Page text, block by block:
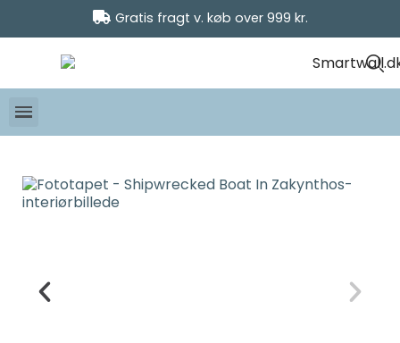
Gratis fragt v. køb over 999 kr.